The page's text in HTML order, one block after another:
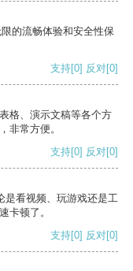
的流畅体验和安全性保
支持[0] 反对[0]
格、演示文稿等各个方
非常方便。
支持[0] 反对[0]
是看视频、玩游戏还是工
卡顿了。
支持[0] 反对[0]